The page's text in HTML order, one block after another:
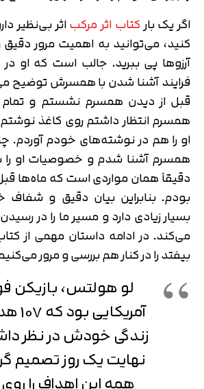
اگر یک بارکتاب اثر مرکباثر بی‌نظیر
کنید، می‌توانید به اهمیت مرور
آرزوها پی ببرید. جالب است که او
فرایند آشنا شدن با همسرش توضیح
قبل از دیدن همسرم نشستم و
همسرم انتظار داشتم روی کاغذ
او را هم در نوشته‌های خودم آوردم.
همسرم آشنا شدم و خصوصیات او را
دقیقاً همان مواردی است که ماه‌ها
بودم. بنابراین بیان دقیق و
بسیار زیادی دارد و مسیر ما را در
می‌کند. در ادامه داستان مهمی از
بیفتد را در کنار هم بررسی و مرور
لو هولتس، بازیکن
زندگی خودش در نظر
نهایت یک روز تصمیم